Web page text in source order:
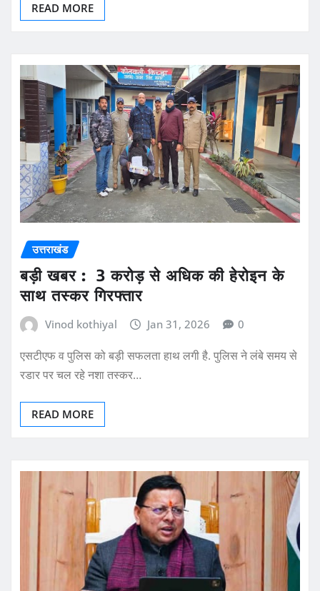
READ MORE
उत्तराखंड
बड़ी खबर : 3 करोड़ से अधिक की हेरोइन के
साथ तस्कर गिरफ्तार
Vinod kothiyal Jan 31, 2026 0
एसटीएफ व पुलिस को बड़ी सफलता हाथ लगी है. पुलिस ने लंबे समय से
रडार पर चल रहे नशा तस्कर…
READ MORE